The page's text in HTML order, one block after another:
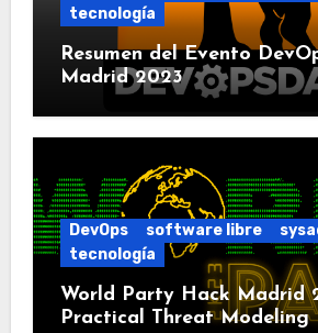
tecnología
Resumen del Evento
Madrid 2023
DevOps software libre
tecnología
World Party Hack Madrid
Practical Threat Modeling